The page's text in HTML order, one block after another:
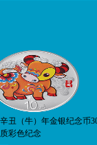
丑（牛）年金银纪念币
彩色纪念